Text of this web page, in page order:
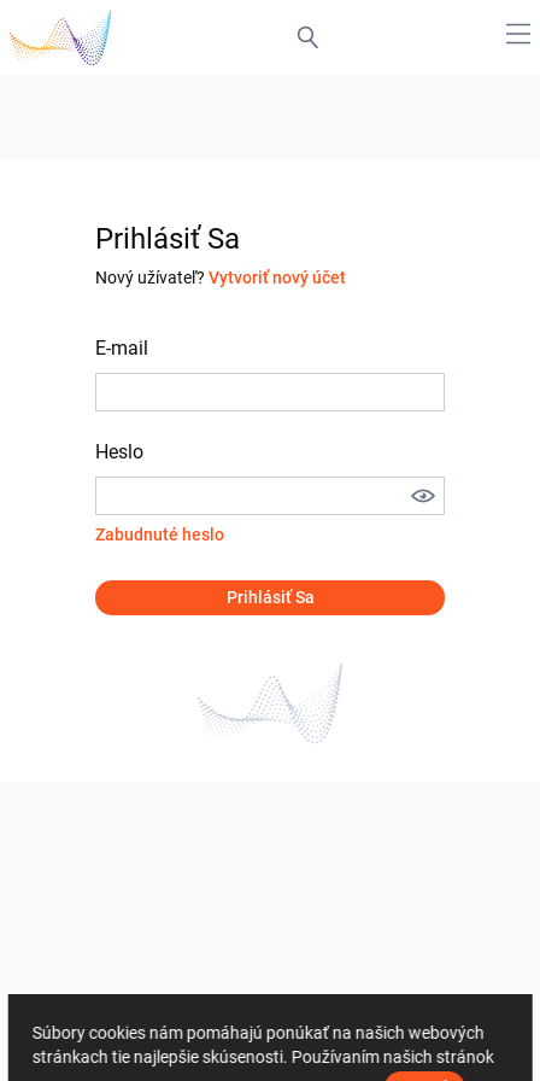
Prihlásiť Sa
Nový užívateľ? Vytvoriť nový účet
E-mail
Heslo
Zabudnuté heslo
Prihlásiť Sa
Súbory cookies nám pomáhajú ponúkať na našich webových
stránkach tie najlepšie skúsenosti. Používaním našich stránok